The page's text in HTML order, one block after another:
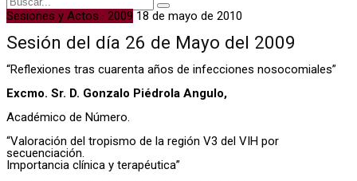
Sesiones y Actos · 2009 18 de mayo de 2010
Sesión del día 26 de Mayo del 2009
“Reflexiones tras cuarenta años de infecciones nosocomiales”
Excmo. Sr. D. Gonzalo Piédrola Angulo,
Académico de Número.
“Valoración del tropismo de la región V3 del VIH por
secuenciación.
Importancia clínica y terapéutica”